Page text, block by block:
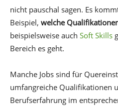
nicht pauschal sagen. Es
Beispiel, welche
beispielsweise auch Soft Skills
Bereich es geht.
Manche Jobs sind für
umfangreiche Qualifikationen
Berufserfahrung im